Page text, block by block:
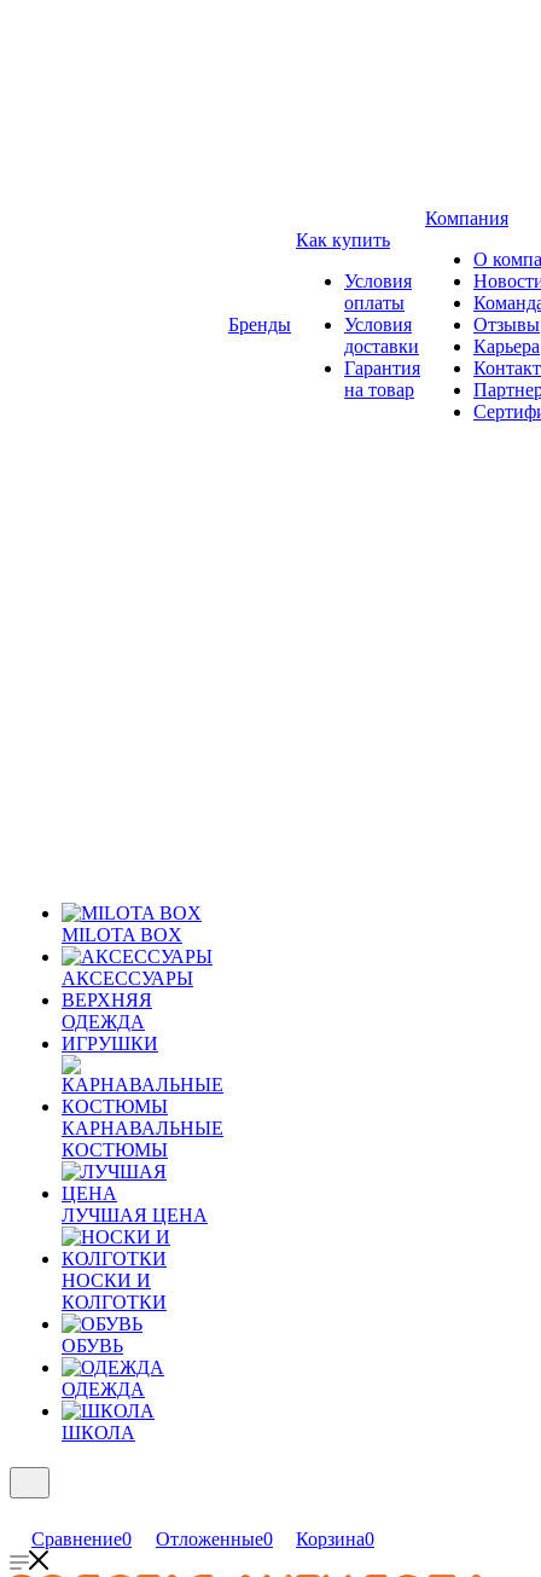
MILOTA BOX
АКСЕССУАРЫ
ВЕРХНЯЯ
ОДЕЖДА
ИГРУШКИ
КАРНАВАЛЬНЫЕ
КОСТЮМЫ
ЛУЧШАЯ ЦЕНА
НОСКИ И
КОЛГОТКИ
ОБУВЬ
ОДЕЖДА
ШКОЛА
Бренды
Как купить
Условия
оплаты
Условия
доставки
Гарантия
на товар
Компания
О
Отзывы
Карьера
Сравнение0 Отложенные0 Корзина0